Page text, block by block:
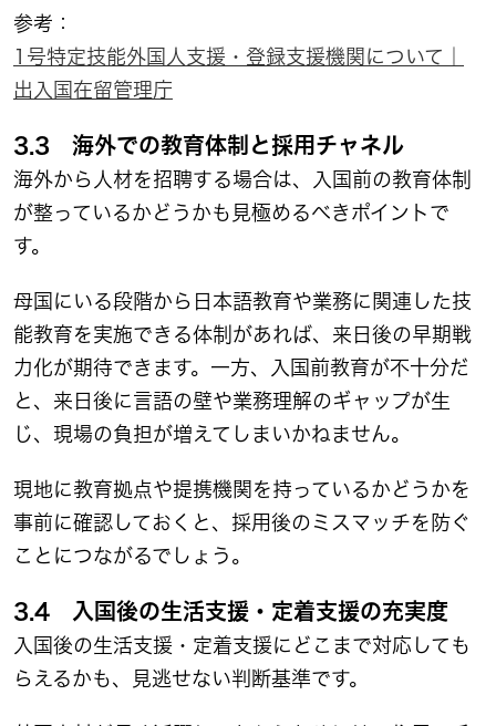
参考：
1号特定技能外国人支援・登録支援機関について｜
出入国在留管理庁
3.3 海外での教育体制と採用チャネル
海外から人材を招聘する場合は、入国前の教育体制
が整っているかどうかも見極めるべきポイントで
す。
母国にいる段階から日本語教育や業務に関連した技
能教育を実施できる体制があれば、来日後の早期戦
力化が期待できます。一方、入国前教育が不十分だ
と、来日後に言語の壁や業務理解のギャップが生
じ、現場の負担が増えてしまいかねません。
現地に教育拠点や提携機関を持っているかどうかを
事前に確認しておくと、採用後のミスマッチを防ぐ
ことにつながるでしょう。
3.4 入国後の生活支援・定着支援の充実度
入国後の生活支援・定着支援にどこまで対応しても
らえるかも、見逃せない判断基準です。